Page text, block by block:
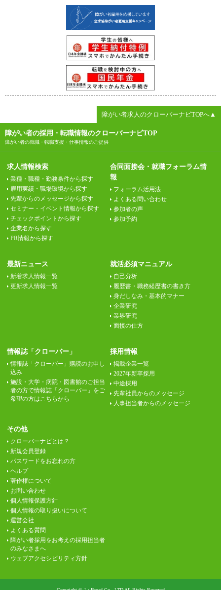
障がい者求人のクローバーナビTOPへ▲
障がい者の採用・転職情報のクローバーナビTOP
障がい者の就職・転職支援・仕事情報のご提供
求人情報検索
業種・職種・勤務条件から探す
雇用実績・職場環境から探す
先輩からのメッセージから探す
セミナー・イベント情報から探す
チェックポイントから探す
企業名から探す
PR情報から探す
合同面接会・就職フォーラム情
報
フォーラム活用法
よくある問い合わせ
参加者の声
参加予約
最新ニュース
新着求人情報一覧
更新求人情報一覧
就活必須マニュアル
自己分析
履歴書・職務経歴書の書き方
身だしなみ・基本的マナー
企業研究
業界研究
面接の仕方
情報誌「クローバー」
情報誌「クローバー」購読のお申し
込み
施設・大学・病院・図書館のご担当
者の方で情報誌「クローバー」をご
希望の方はこちらから
採用情報
掲載企業一覧
2027年新卒採用
中途採用
先輩社員からのメッセージ
人事担当者からのメッセージ
その他
クローバーナビとは？
新規会員登録
パスワードをお忘れの方
ヘルプ
著作権について
お問い合わせ
個人情報保護方針
個人情報の取り扱いについて
運営会社
よくある質問
障がい者採用をお考えの採用担当者
のみなさまへ
ウェブアクセシビリティ方針